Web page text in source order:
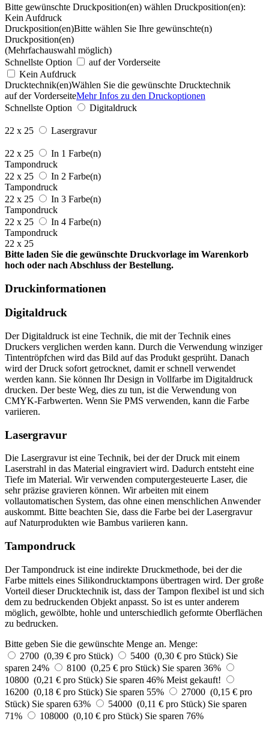
Bitte gewünschte Druckposition(en) wählen Druckposition(en):
Kein Aufdruck
Druckposition(en)Bitte wählen Sie Ihre gewünschte(n)
Druckposition(en)
(Mehrfachauswahl möglich)
Schnellste Option
auf der Vorderseite
Kein Aufdruck
Drucktechnik(en)Wählen Sie die gewünschte Drucktechnik
auf der VorderseiteMehr Infos zu den Druckoptionen
Schnellste Option
Digitaldruck
22 x 25 Lasergravur
22 x 25
In 1 Farbe(n)
Tampondruck
22 x 25
In 2 Farbe(n)
Tampondruck
22 x 25
In 3 Farbe(n)
Tampondruck
22 x 25
In 4 Farbe(n)
Tampondruck
22 x 25
Bitte laden Sie die gewünschte Druckvorlage im Warenkorb
hoch oder nach Abschluss der Bestellung.
Druckinformationen
Digitaldruck
Der Digitaldruck ist eine Technik, die mit der Technik eines
Druckers verglichen werden kann. Durch die Verwendung winziger
Tintentröpfchen wird das Bild auf das Produkt gesprüht. Danach
wird der Druck sofort getrocknet, damit er schnell verwendet
werden kann. Sie können Ihr Design in Vollfarbe im Digitaldruck
drucken. Der beste Weg, dies zu tun, ist die Verwendung von
CMYK-Farbwerten. Wenn Sie PMS verwenden, kann die Farbe
variieren.
Lasergravur
Die Lasergravur ist eine Technik, bei der der Druck mit einem
Laserstrahl in das Material eingraviert wird. Dadurch entsteht eine
Tiefe im Material. Wir verwenden computergesteuerte Laser, die
sehr präzise gravieren können. Wir arbeiten mit einem
vollautomatischen System, das ohne einen menschlichen Anwender
auskommt. Bitte beachten Sie, dass die Farbe bei der Lasergravur
auf Naturprodukten wie Bambus variieren kann.
Tampondruck
Der Tampondruck ist eine indirekte Druckmethode, bei der die
Farbe mittels eines Silikondrucktampons übertragen wird. Der große
Vorteil dieser Drucktechnik ist, dass der Tampon flexibel ist und sich
dem zu bedruckenden Objekt anpasst. So ist es unter anderem
möglich, gewölbte, hohle und unterschiedlich geformte Oberflächen
zu bedrucken.
Bitte geben Sie die gewünschte Menge an. Menge:
2700 (0,39 € pro Stück)
5400 (0,30 € pro Stück) Sie
sparen 24%
8100 (0,25 € pro Stück) Sie sparen 36%
10800 (0,21 € pro Stück) Sie sparen 46% Meist gekauft!
16200 (0,18 € pro Stück) Sie sparen 55%
27000 (0,15 € pro
Stück) Sie sparen 63% 54000 (0,11 € pro Stück) Sie sparen
71%
108000 (0,10 € pro Stück) Sie sparen 76%